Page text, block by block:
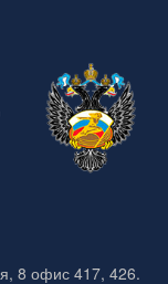
8 офис 417, 426.